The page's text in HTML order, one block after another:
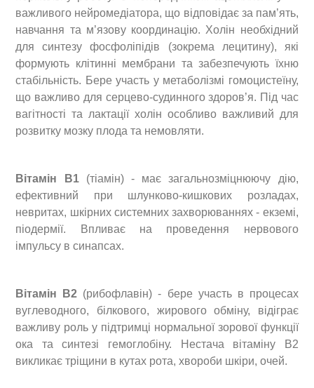
важливого нейромедіатора, що відповідає за пам’ять,
навчання та м’язову координацію. Холін необхідний
для синтезу фосфоліпідів (зокрема лецитину), які
формують клітинні мембрани та забезпечують їхню
стабільність. Бере участь у метаболізмі гомоцистеїну,
що важливо для серцево-судинного здоров’я. Під час
вагітності та лактації холін особливо важливий для
розвитку мозку плода та немовляти.
Вітамін В1(тіамін) - має загальнозміцнюючу дію,
ефективний при шлунково-кишкових розладах,
невритах, шкірних системних захворюваннях - екземі,
піодермії. Впливає на проведення нервового
імпульсу в синапсах.
Вітамін В2 (рибофлавін) - бере участь в процесах
вуглеводного, білкового, жирового обміну, відіграє
важливу роль у підтримці нормальної зорової функції
ока та синтезі гемоглобіну. Нестача вітаміну В2
викликає тріщини в кутах рота, хвороби шкіри, очей.